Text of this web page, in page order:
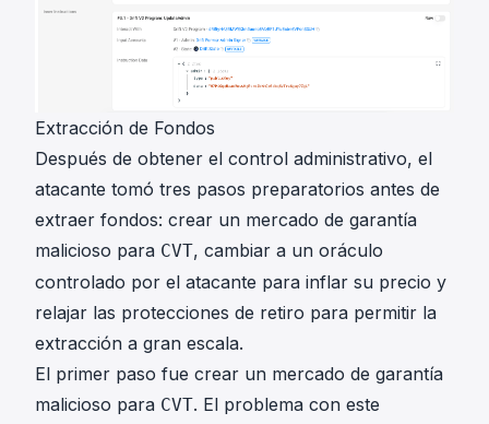
Extracción de Fondos
Después de obtener el control administrativo, el
atacante tomó tres pasos preparatorios antes de
extraer fondos: crear un mercado de garantía
malicioso para CVT, cambiar a un oráculo
controlado por el atacante para inflar su precio y
relajar las protecciones de retiro para permitir la
extracción a gran escala.
El primer paso fue crear un mercado de garantía
malicioso para CVT. El problema con este